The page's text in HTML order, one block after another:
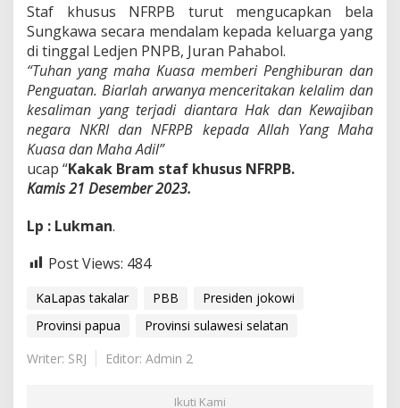
Staf khusus NFRPB turut mengucapkan bela
Sungkawa secara mendalam kepada keluarga yang
di tinggal Ledjen PNPB, Juran Pahabol.
“Tuhan yang maha Kuasa memberi Penghiburan dan
Penguatan. Biarlah arwanya menceritakan kelalim dan
kesaliman yang terjadi diantara Hak dan Kewajiban
negara NKRI dan NFRPB kepada Allah Yang Maha
Kuasa dan Maha Adil”
ucap “Kakak Bram staf khusus NFRPB.
Kamis 21 Desember 2023.
Lp : Lukman.
Post Views: 484
KaLapas takalar PBB
Presiden jokowi
Provinsi papua
Provinsi sulawesi selatan
Writer: SRJ
Editor: Admin 2
Ikuti Kami